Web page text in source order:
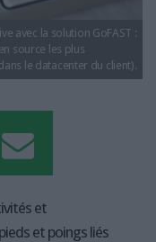
avec la solution GoFAST :
source les plus
le datacenter du client).
et
et poings liés